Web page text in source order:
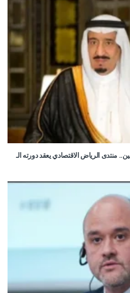
منتدى الرياض الاقتصادي يعقد دورته الـ